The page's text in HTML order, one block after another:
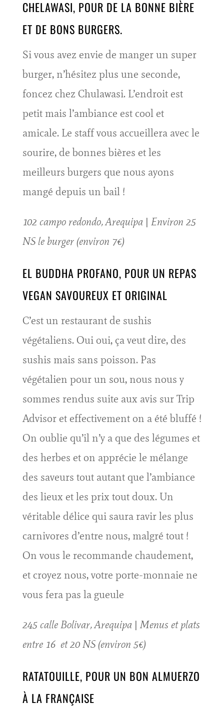
CHELAWASI, POUR DE LA BONNE BIÈRE
ET DE BONS BURGERS.
Si vous avez envie de manger un super
burger, n’hésitez plus une seconde,
foncez chez Chulawasi. L’endroit est
petit mais l’ambiance est cool et
amicale. Le staff vous accueillera avec le
sourire, de bonnes bières et les
meilleurs burgers que nous ayons
mangé depuis un bail !
102 campo redondo, Arequipa | Environ 25
NS le burger (environ 7€)
EL BUDDHA PROFANO, POUR UN REPAS
VEGAN SAVOUREUX ET ORIGINAL
C’est un restaurant de sushis
végétaliens. Oui oui, ça veut dire, des
sushis mais sans poisson. Pas
végétalien pour un sou, nous nous y
sommes rendus suite aux avis sur Trip
Advisor et effectivement on a été bluffé !
On oublie qu’il n’y a que des légumes et
des herbes et on apprécie le mélange
des saveurs tout autant que l’ambiance
des lieux et les prix tout doux. Un
véritable délice qui saura ravir les plus
carnivores d’entre nous, malgré tout !
On vous le recommande chaudement,
et croyez nous, votre porte-monnaie ne
vous fera pas la gueule
245 calle Bolivar, Arequipa | Menus et plats
entre 16 et 20 NS (environ 5€)
RATATOUILLE, POUR UN BON ALMUERZO
À LA FRANÇAISE